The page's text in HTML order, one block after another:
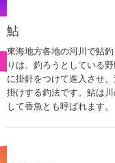
鮎
東海地方各地の河川で鮎
りは、釣ろうとしている
に掛針をつけて進入させ
掛けする釣法です。鮎は
して香魚とも呼ばれます。